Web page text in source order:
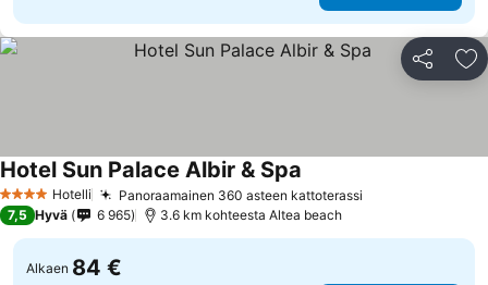
Jaa
4 Tähtiluokitus
Hotelli Panoraamainen 360 asteen kattoterassi
Hotel Sun Palace Albir & Spa
7,5 Hyvä 6 965 3.6 km kohteesta Altea beach
Alkaen 84 €